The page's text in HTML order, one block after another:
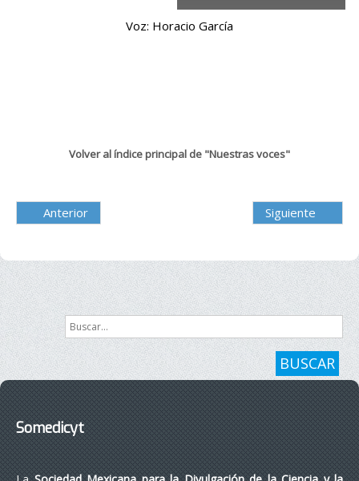
Voz: Horacio García
Volver al índice principal de "Nuestras voces"
Anterior Siguiente
Buscar...
BUSCAR
Somedicyt